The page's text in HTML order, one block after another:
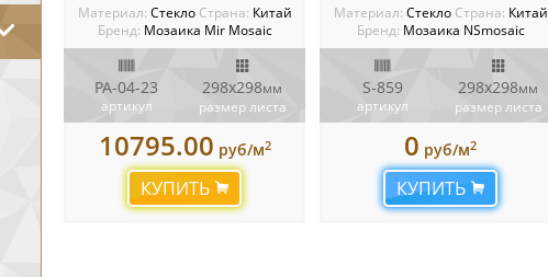
Материал: Стекло Cтрана: Китай
Бренд: Мозаика Mir Mosaic
PA-04-23
артикул
298х298мм
размер листа
10795.00 руб/м2
КУПИТЬ
Материал: Стекло Cтрана: Китай
Бренд: Мозаика NSmosaic
S-859
артикул
298x298мм
размер листа
0 руб/м2
КУПИТЬ